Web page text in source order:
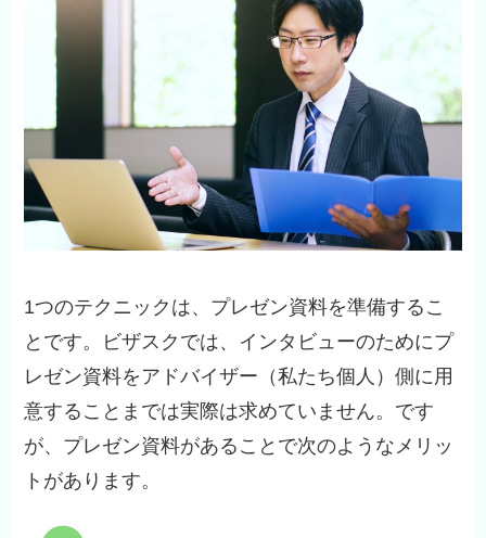
1つのテクニックは、プレゼン資料を準備するこ
とです。ビザスクでは、インタビューのためにプ
レゼン資料をアドバイザー（私たち個人）側に用
意することまでは実際は求めていません。です
が、プレゼン資料があることで次のようなメリッ
トがあります。